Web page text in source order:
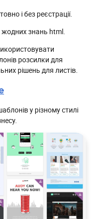
і без реєстрації.
жодних знань html.
розсилки для
рішень для листів.
у різному стилі